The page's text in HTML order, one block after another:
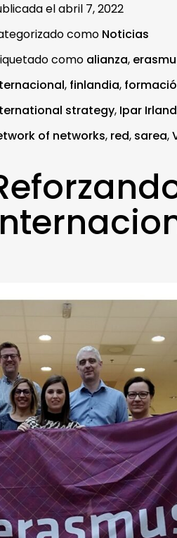
elabril 7, 2022
como Noticias
como alianza,
, finlandia,
strategy, Ipar
of networks, red, sarea,